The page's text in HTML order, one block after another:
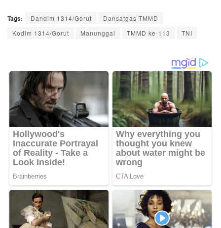
Tags: Dandim 1314/Gorut
Dansatgas TMMD
Kodim 1314/Gorut
Manunggal TMMD ke-113 TNI